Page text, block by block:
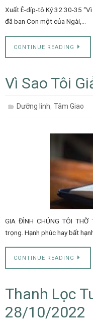
Xuất Ê-díp-tô Ký 32:30-35
đã ban Con một của Ngài,…
CONTINUE READING
Vì Sao Tôi
Dưỡng linh,Tâm Giao
GIA ĐÌNH CHÚNG TÔI
trọng. Hạnh phúc hay bất
CONTINUE READING
Thanh Lọc
28/10/2022